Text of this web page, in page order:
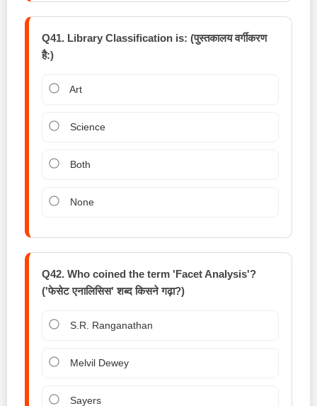
Q41. Library Classification is: (पुस्तकालय वर्गीकरण
है:)
Art
Science
Both
None
Q42. Who coined the term 'Facet Analysis'?
('फेसेट एनालिसिस' शब्द किसने गढ़ा?)
S.R. Ranganathan
Melvil Dewey
Sayers